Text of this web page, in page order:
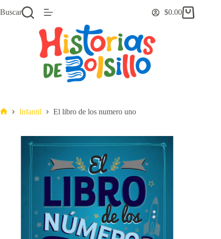
al
Buscar
Carro
$0.00
Infantil El libro de los numero uno